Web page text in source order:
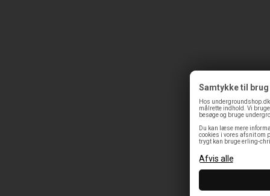
Samtykke til
Hos
målrette indhold. Vi
besøge og bruge
Du kan læse mere
cookies i vores afsnit
trygt kan bruge erling-